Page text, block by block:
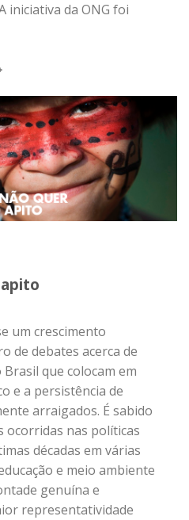
iniciativa da ONG foi
um crescimento
de debates acerca de
que colocam em
e a persistência de
arraigados. É sabido
ocorridas nas políticas
décadas em várias
e meio ambiente
genuína e
representatividade